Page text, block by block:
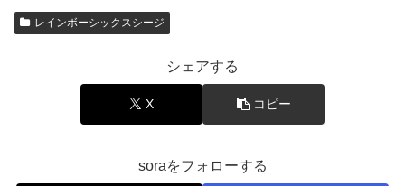
レインボーシックスシージ
シェアする
X コピー
soraをフォローする